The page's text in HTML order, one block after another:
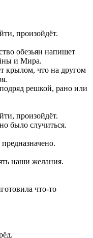
произойдёт.
обезьян напишет
и Мира.
крылом, что на другом
решкой, рано или
произойдёт.
было случиться.
наши желания.
что-то